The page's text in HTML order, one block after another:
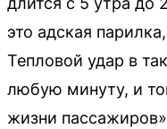
это адская
Тепловой удар в
любую минуту, и
жизни